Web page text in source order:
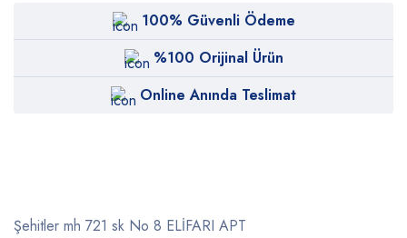
100% Güvenli Ödeme
%100 Orijinal Ürün
Online Anında Teslimat
Şehitler mh 721 sk No 8 ELİFARI APT